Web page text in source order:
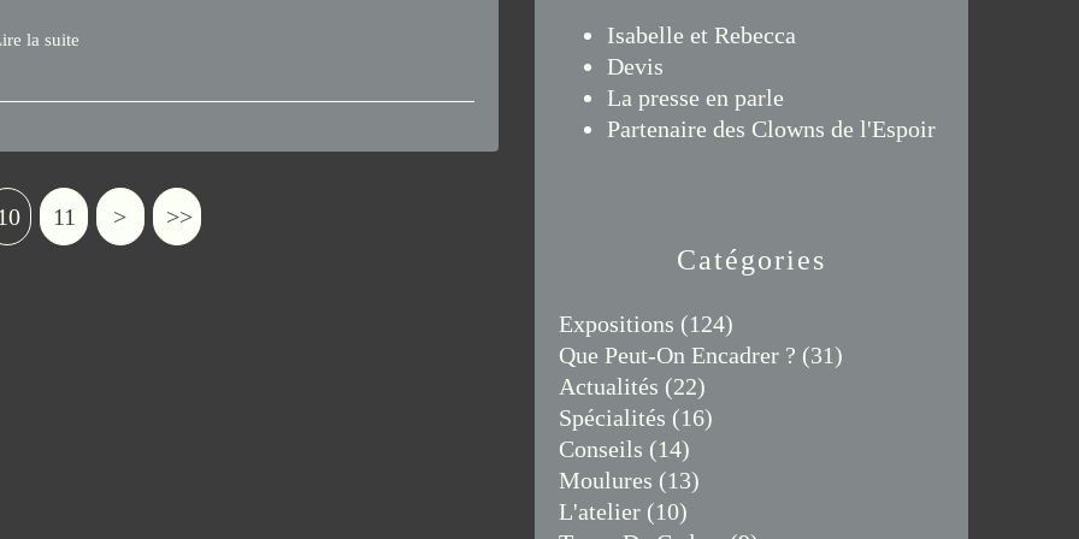
la suite
10 11 > >>
Catégories
Expositions (124)
Que Peut-On Encadrer ? (31)
Actualités (22)
Spécialités (16)
Conseils (14)
Moulures (13)
L'atelier (10)
Isabelle et Rebecca
Devis
La presse en parle
Partenaire des Clowns de l'Espoir